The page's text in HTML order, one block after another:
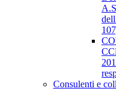
Consulenti e